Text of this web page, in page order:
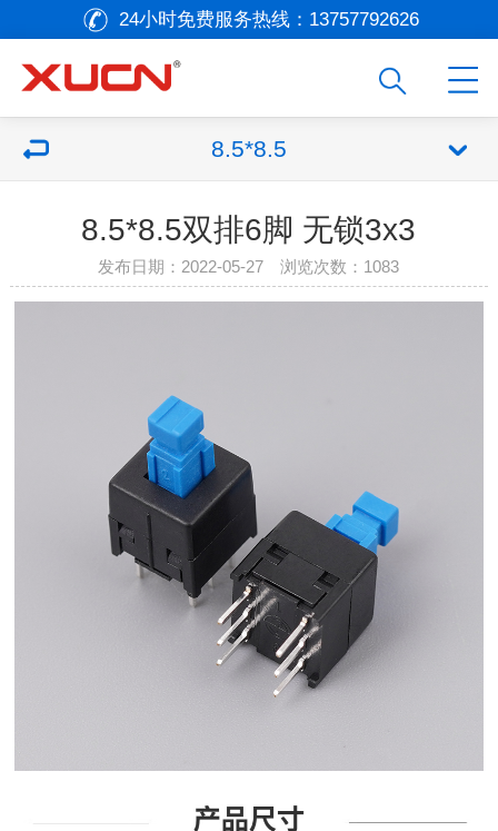
24小时免费服务热线： 13757792626
8.5*8.5
8.5*8.5双排6脚 无锁3x3
发布日期：2022-05-27 浏览次数： 1083